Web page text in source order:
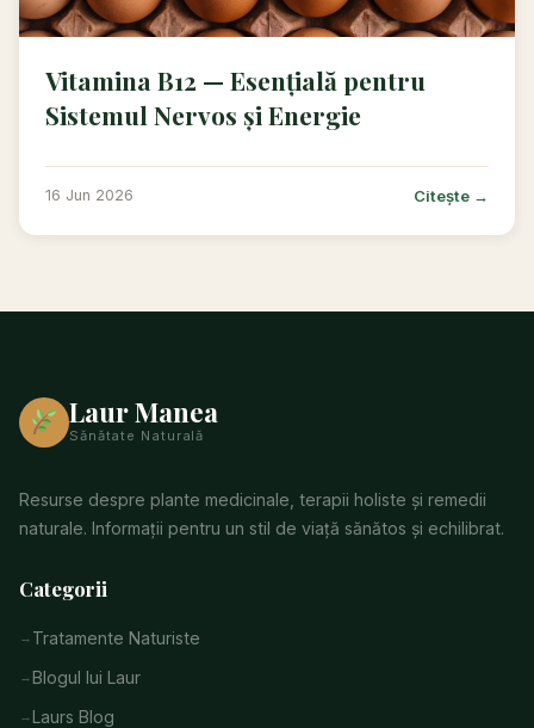
Vitamina B12 — Esențială pentru
Sistemul Nervos și Energie
16 Jun 2026 Citește →
Laur Manea
Sănătate Naturală
Resurse despre plante medicinale, terapii holiste și remedii
naturale. Informații pentru un stil de viață sănătos și echilibrat.
Categorii
Tratamente Naturiste
Blogul lui Laur
Laurs Blog